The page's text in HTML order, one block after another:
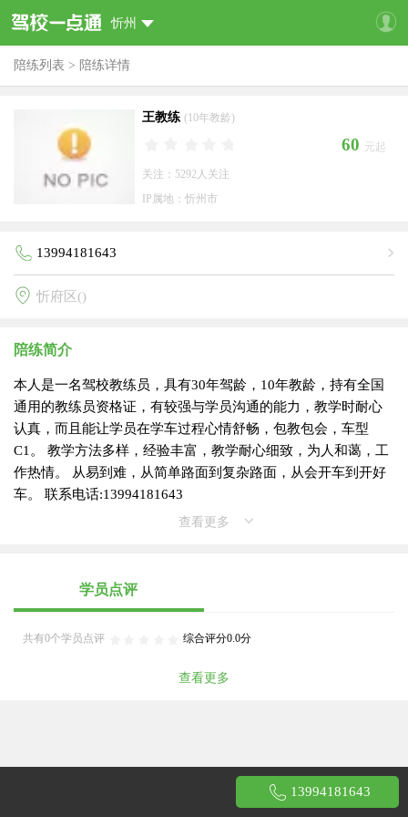
忻州
陪练列表 > 陪练详情
王教练 (10年教龄)
60 元起
关注：5292人关注
IP属地：忻州市
13994181643
忻府区()
陪练简介
本人是一名驾校教练员，具有30年驾龄，10年教龄，持有全国
通用的教练员资格证，有较强与学员沟通的能力，教学时耐心
认真，而且能让学员在学车过程心情舒畅，包教包会，车型
C1。 教学方法多样，经验丰富，教学耐心细致，为人和蔼，工
作热情。 从易到难，从简单路面到复杂路面，从会开车到开好
车。 联系电话:13994181643
查看更多
学员点评
共有0个学员点评 综合评分0.0分
查看更多
13994181643